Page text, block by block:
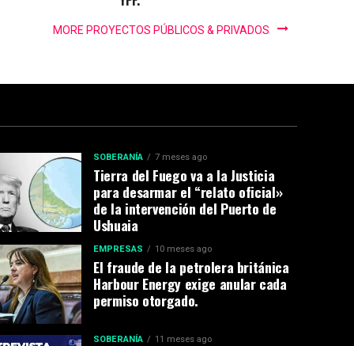
MORE PROYECTOS PÚBLICOS & PRIVADOS
SOBERANÍA 7 meses ago
Tierra del Fuego va a la Justicia
para desarmar el “relato oficial»
de la intervención del Puerto de
Ushuaia
EMPRESAS 10 meses ago
El fraude de la petrolera británica
Harbour Energy exige anular cada
permiso otorgado.
SOBERANÍA 11 meses ago